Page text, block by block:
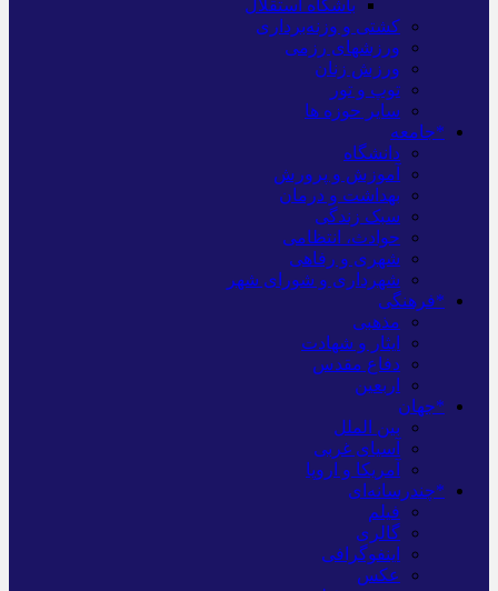
باشگاه استقلال
کشتی و وزنه‌برداری
ورزشهای رزمی
ورزش زنان
توپ و تور
سایر حوزه ها
*جامعه
دانشگاه
آموزش و پرورش
بهداشت و درمان
سبک زندگی
حوادث، انتظامی
شهری و رفاهی
شهرداری و شورای شهر
*فرهنگی
مذهبی
ایثار و شهادت
دفاع مقدس
اربعین
*جهان
بین الملل
آسیای غربی
آمریکا و اروپا
*چندرسانه‌ای
فیلم
گالری
اینفوگرافی
عکس